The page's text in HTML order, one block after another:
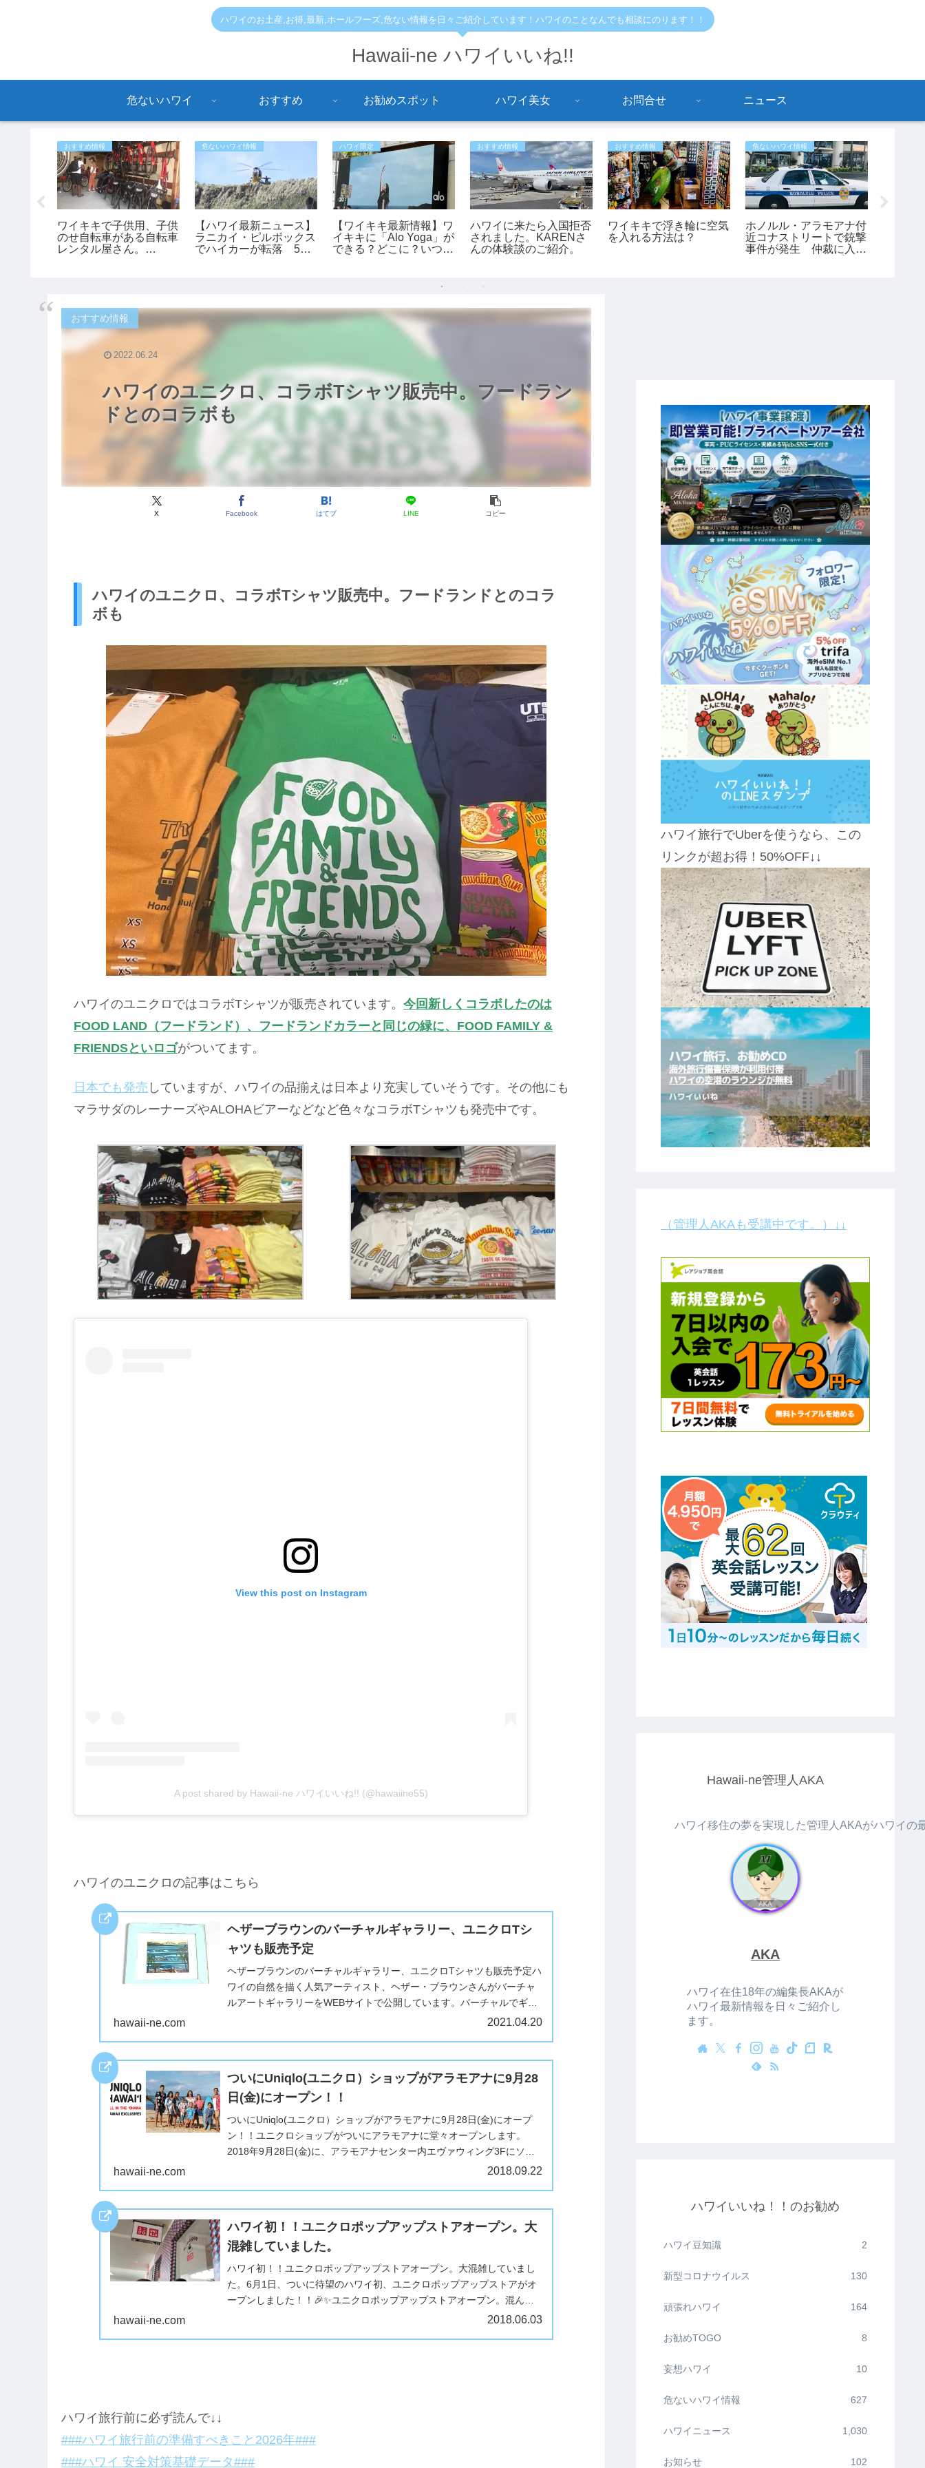
ハワイのお土産,お得,最新,ホールフーズ,危ない情報を日々ご紹介しています！ハワイのことなんでも相談にのります！！
Hawaii-ne ハワイいいね!!
危ないハワイ おすすめ お勧めスポット ハワイ美女 お問合せ ニュース
おすすめ情報
ワイキキで子供用、子供
のせ自転車がある自転車
レンタル屋さん。
危ないハワイ情報
【ハワイ最新ニュース】
ラニカイ・ピルボックス
でハイカーが転落 53
ハワイ限定
【ワイキキ最新情報】ワ
イキキに「Alo Yoga」が
できる？どこに？いつで
おすすめ情報
ハワイに来たら入国拒否
されました。KARENさ
んの体験談のご紹介。
おすすめ情報
ワイキキで浮き輪に空気
を入れる方法は？
危ないハワイ情報
ホノルル・アラモアナ付
近コナストリートで銃撃
事件が発生 仲裁に入っ
ハワイのユニクロ、コラボTシャツ販売中。フードラン
ドとのコラボも
おすすめ情報
X Facebook はてブ LINE コピー
2022.06.24
ハワイのユニクロ、コラボTシャツ販売中。フードランドとのコラ
ボも
ハワイのユニクロではコラボTシャツが販売されています。 今回新しくコラボしたのは
FOOD LAND（フードランド）、フードランドカラーと同じの緑に、FOOD FAMILY &
FRIENDSといロゴがついてます。
日本でも発売 していますが、ハワイの品揃えは日本より充実していそうです。その他にも
マラサダのレーナーズやALOHAビアーなどなど色々なコラボTシャツも発売中です。
View this post on Instagram
A post shared by Hawaii-ne ハワイいいね!! (@hawaiine55)
ハワイのユニクロの記事はこちら
ヘザーブラウンのバーチャルギャラリー、ユニクロTシ
ャツも販売予定
ヘザーブラウンのバーチャルギャラリー、ユニクロTシャツも販売予定ハ
ワイの自然を描く人気アーティスト、ヘザー・ブラウンさんがバーチャ
ルアートギャラリーをWEBサイトで公開しています。バーチャルでギャ
hawaii-ne.com 2021.04.20
ついにUniqlo(ユニクロ）ショップがアラモアナに9月28
日(金)にオープン！！
ついにUniqlo(ユニクロ）ショップがアラモアナに9月28日(金)にオープ
ン！！ユニクロショップがついにアラモアナに堂々オープンします。
2018年9月28日(金)に、アラモアナセンター内エヴァウィング3Fにソフ
hawaii-ne.com 2018.09.22
ハワイ初！！ユニクロポップアップストアオープン。大
混雑していました。
ハワイ初！！ユニクロポップアップストアオープン。大混雑していまし
た。6月1日、ついに待望のハワイ初、ユニクロポップアップストアがオ
ープンしました！！🎉✨ユニクロポップアップストアオープン。混んで
hawaii-ne.com 2018.06.03
ハワイ旅行前に必ず読んで↓↓
###ハワイ旅行前の準備すべきこと2026年###
###ハワイ 安全対策基礎データ###
ハワイ旅行でUberを使うなら、この
リンクが超お得！50%OFF↓↓
（管理人AKAも受講中です。）↓↓
Hawaii-ne管理人AKA
ハワイ移住の夢を実現した管理人AKAがハワイの
AKA
ハワイ在住18年の編集長AKAが
ハワイ最新情報を日々ご紹介し
ます。
ハワイいいね！！のお勧め
ハワイ豆知識 2
新型コロナウイルス 130
頑張れハワイ 164
お勧めTOGO 8
妄想ハワイ 10
危ないハワイ情報 627
ハワイニュース 1,030
お知らせ 102